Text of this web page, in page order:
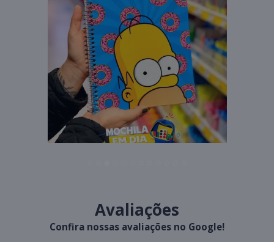
Avaliações
Confira nossas avaliações no Google!